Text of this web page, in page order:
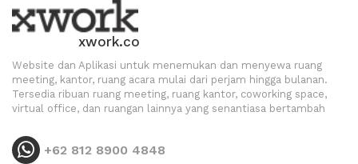
xwork.co
Website dan Aplikasi untuk menemukan dan menyewa ruang
meeting, kantor, ruang acara mulai dari perjam hingga bulanan.
Tersedia ribuan ruang meeting, ruang kantor, coworking space,
virtual office, dan ruangan lainnya yang senantiasa bertambah
+62 812 8900 4848